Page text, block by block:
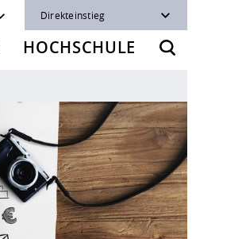
Direkteinstieg
HOCHSCHULE